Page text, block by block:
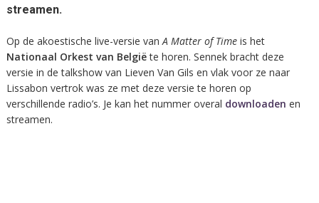
streamen.
Op de akoestische live-versie vanA Matter of Timeis het
Nationaal Orkest van Belgiëte horen. Sennek bracht deze
versie in de talkshow van Lieven Van Gils en vlak voor ze naar
Lissabon vertrok was ze met deze versie te horen op
verschillende radio’s. Je kan het nummer overal downloaden en
streamen.